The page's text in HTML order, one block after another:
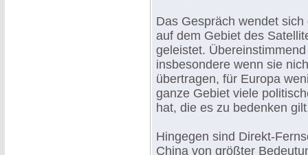
Das Gespräch wendet
auf dem Gebiet des
geleistet.
insbesondere wenn sie
übertragen, für Europa
ganze Gebiet viele
hat, die es zu bedenken
Hingegen sind Direkt-
China von größter